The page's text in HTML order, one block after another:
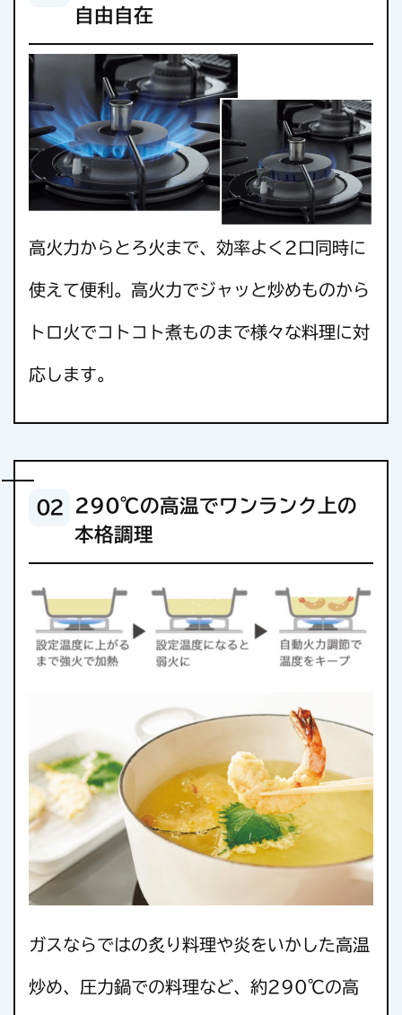
自由自在
高火力からとろ火まで、効率よく2口同時に
使えて便利。 高火力でジャッと炒めものから
トロ火でコトコト煮ものまで様々な料理に対
応します。
02
290℃の高温でワンランク上の
本格調理
ガスならではの炙り料理や炎をいかした高温
炒め、圧力鍋での料理など、約290℃の高